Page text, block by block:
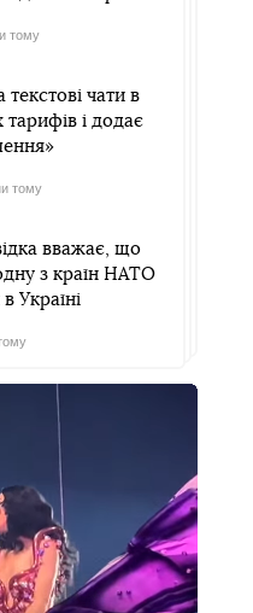
тому
текстові чати в
і додає
тому
вважає, що
з країн НАТО
Україні